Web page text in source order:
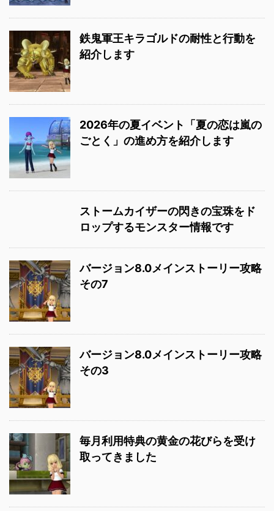
鉄鬼軍王キラゴルドの耐性と行動を
紹介します
2026年の夏イベント「夏の恋は嵐の
ごとく」の進め方を紹介します
ストームカイザーの閃きの宝珠をド
ロップするモンスター情報です
バージョン8.0メインストーリー攻略
その7
バージョン8.0メインストーリー攻略
その3
毎月利用特典の黄金の花びらを受け
取ってきました